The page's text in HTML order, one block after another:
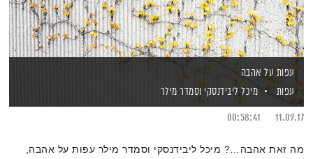
עפות על אהבה
עפות
מיכל ליבידנסקי וסמדר מילר
11.09.17
00:58:41
מה זאת אהבה…? מיכל ליבידנסקי וסמדר מילר עפות על אהבה,